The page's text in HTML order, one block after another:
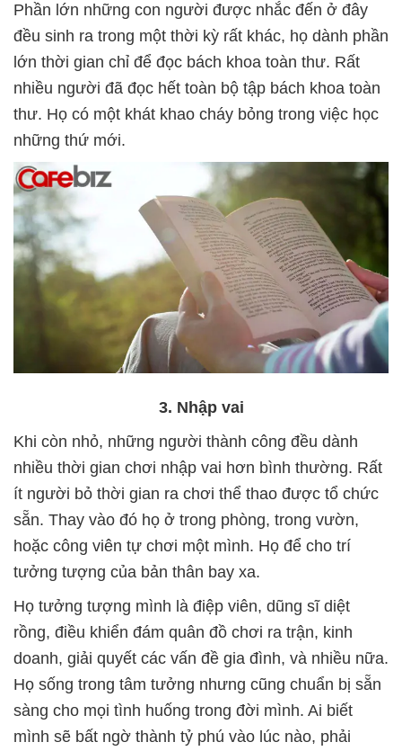
Phần lớn những con người được nhắc đến ở đây
đều sinh ra trong một thời kỳ rất khác, họ dành phần
lớn thời gian chỉ để đọc bách khoa toàn thư. Rất
nhiều người đã đọc hết toàn bộ tập bách khoa toàn
thư. Họ có một khát khao cháy bỏng trong việc học
những thứ mới.
3. Nhập vai
Khi còn nhỏ, những người thành công đều dành
nhiều thời gian chơi nhập vai hơn bình thường. Rất
ít người bỏ thời gian ra chơi thể thao được tổ chức
sẵn. Thay vào đó họ ở trong phòng, trong vườn,
hoặc công viên tự chơi một mình. Họ để cho trí
tưởng tượng của bản thân bay xa.
Họ tưởng tượng mình là điệp viên, dũng sĩ diệt
rồng, điều khiển đám quân đồ chơi ra trận, kinh
doanh, giải quyết các vấn đề gia đình, và nhiều nữa.
Họ sống trong tâm tưởng nhưng cũng chuẩn bị sẵn
sàng cho mọi tình huống trong đời mình. Ai biết
mình sẽ bất ngờ thành tỷ phú vào lúc nào, phải